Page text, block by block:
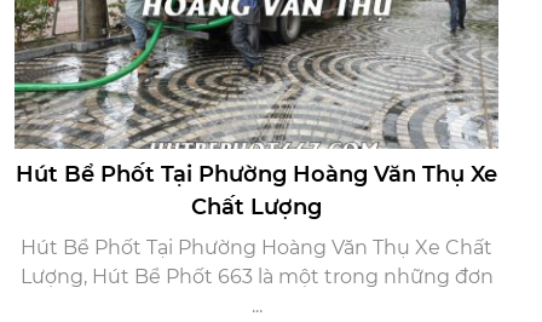
Hút Bể Phốt Tại Phường Hoàng Văn Thụ Xe
Chất Lượng
Hút Bể Phốt Tại Phường Hoàng Văn Thụ Xe Chất
Lượng, Hút Bể Phốt 663 là một trong những đơn
...